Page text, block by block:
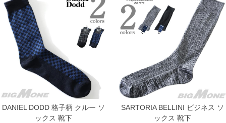
DANIEL DODD 格子柄 クルー ソ
ックス 靴下
SARTORIA BELLINI ビジネス ソ
ックス 靴下